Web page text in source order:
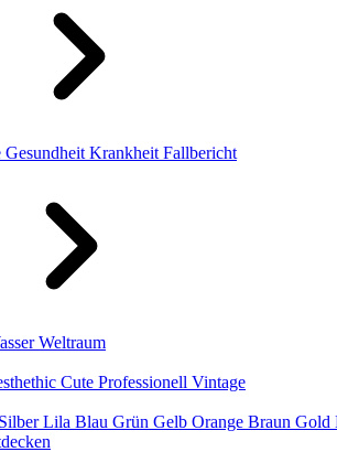
Gesundheit Krankheit Fallbericht
Weltraum
Cute Professionell Vintage
Silber Lila Blau Grün Gelb Orange Braun Gold